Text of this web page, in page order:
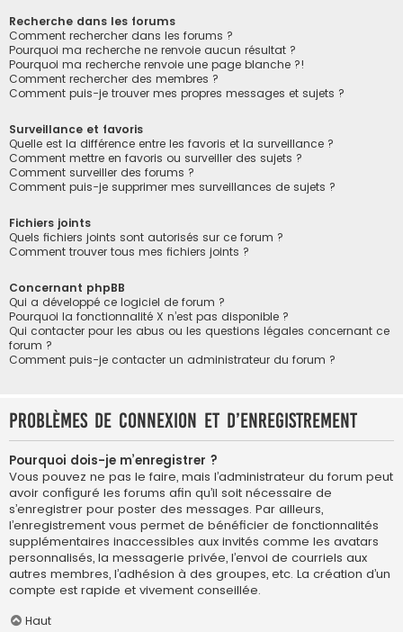
Recherche dans les forums
Comment rechercher dans les forums ?
Pourquoi ma recherche ne renvoie aucun résultat ?
Pourquoi ma recherche renvoie une page blanche ?!
Comment rechercher des membres ?
Comment puis-je trouver mes propres messages et sujets ?
Surveillance et favoris
Quelle est la différence entre les favoris et la surveillance ?
Comment mettre en favoris ou surveiller des sujets ?
Comment surveiller des forums ?
Comment puis-je supprimer mes surveillances de sujets ?
Fichiers joints
Quels fichiers joints sont autorisés sur ce forum ?
Comment trouver tous mes fichiers joints ?
Concernant phpBB
Qui a développé ce logiciel de forum ?
Pourquoi la fonctionnalité X n’est pas disponible ?
Qui contacter pour les abus ou les questions légales concernant ce
forum ?
Comment puis-je contacter un administrateur du forum ?
Problèmes de connexion et d’enregistrement
Pourquoi dois-je m’enregistrer ?
Vous pouvez ne pas le faire, mais l’administrateur du forum peut
avoir configuré les forums afin qu’il soit nécessaire de
s’enregistrer pour poster des messages. Par ailleurs,
l’enregistrement vous permet de bénéficier de fonctionnalités
supplémentaires inaccessibles aux invités comme les avatars
personnalisés, la messagerie privée, l’envoi de courriels aux
autres membres, l’adhésion à des groupes, etc. La création d’un
compte est rapide et vivement conseillée.
Haut